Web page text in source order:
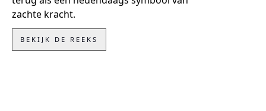
zachte kracht.
BEKIJK DE REEKS